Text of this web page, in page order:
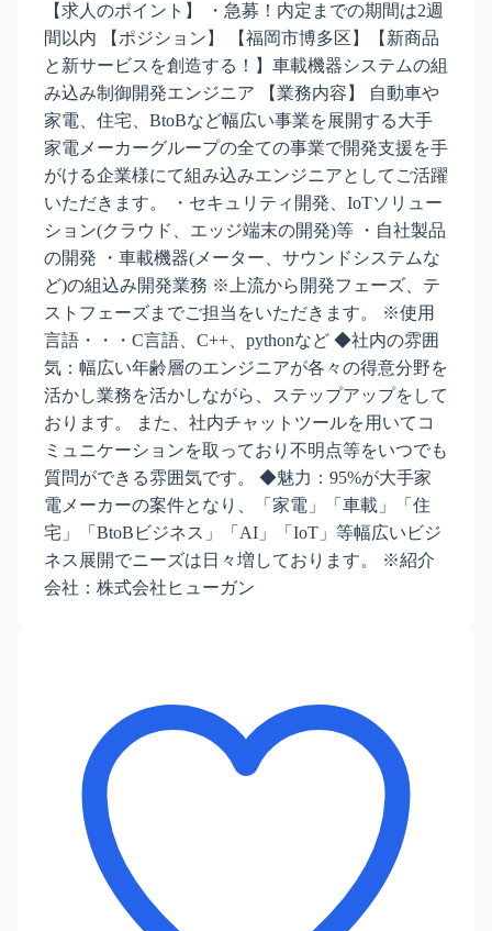
【求人のポイント】 ・急募！内定までの期間は2週
間以内 【ポジション】 【福岡市博多区】【新商品
と新サービスを創造する！】車載機器システムの組
み込み制御開発エンジニア 【業務内容】 自動車や
家電、住宅、BtoBなど幅広い事業を展開する大手
家電メーカーグループの全ての事業で開発支援を手
がける企業様にて組み込みエンジニアとしてご活躍
いただきます。 ・セキュリティ開発、IoTソリュー
ション(クラウド、エッジ端末の開発)等 ・自社製品
の開発 ・車載機器(メーター、サウンドシステムな
ど)の組込み開発業務 ※上流から開発フェーズ、テ
ストフェーズまでご担当をいただきます。 ※使用
言語・・・C言語、C++、pythonなど ◆社内の雰囲
気：幅広い年齢層のエンジニアが各々の得意分野を
活かし業務を活かしながら、ステップアップをして
おります。 また、社内チャットツールを用いてコ
ミュニケーションを取っており不明点等をいつでも
質問ができる雰囲気です。 ◆魅力：95%が大手家
電メーカーの案件となり、「家電」「車載」「住
宅」「BtoBビジネス」「AI」「IoT」等幅広いビジ
ネス展開でニーズは日々増しております。 ※紹介
会社：株式会社ヒューガン